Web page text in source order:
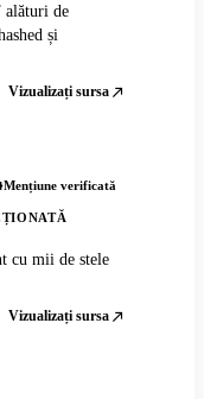
alături de
și
Vizualizați sursa
Mențiune verificată
cu mii de stele
Vizualizați sursa